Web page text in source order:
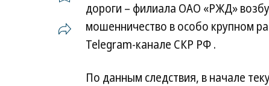
дороги – филиала ОАО «РЖД»
мошенничество в особо крупном
Telegram-канале СКР РФ .
По данным следствия, в начале